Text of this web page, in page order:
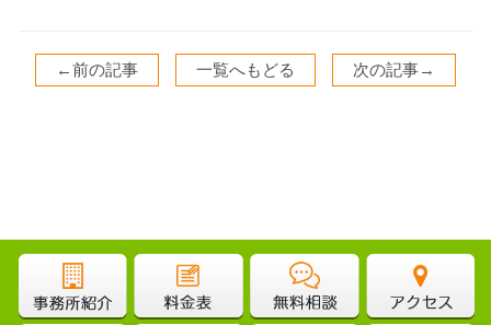
←前の記事 一覧へもどる 次の記事→